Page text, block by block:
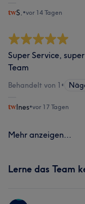
S. •vor 14 Tagen
Super Service,
Team
Behandelt von 1 •
Ines•vor 17 Tagen
Mehr anzeigen...
Lerne das Team